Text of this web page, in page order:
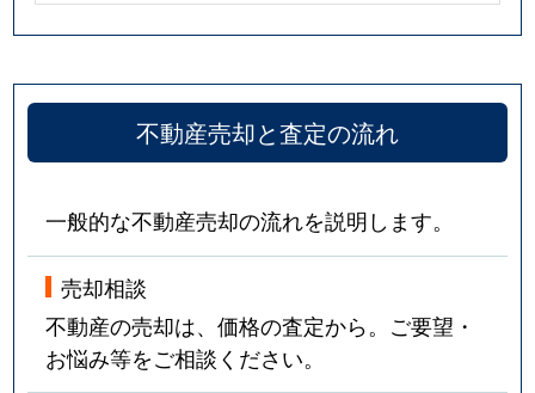
不動産売却と査定の流れ
一般的な不動産売却の流れを説明します。
売却相談
不動産の売却は、価格の査定から。ご要望・
お悩み等をご相談ください。